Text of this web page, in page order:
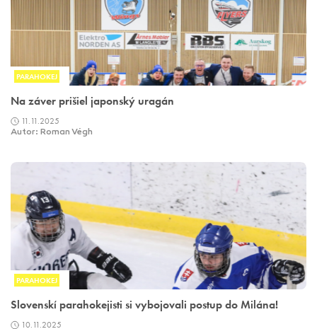
PARAHOKEJ
Na záver prišiel japonský uragán
11.11.2025
Autor: Roman Végh
PARAHOKEJ
Slovenskí parahokejisti si vybojovali postup do Milána!
10.11.2025